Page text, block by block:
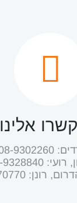
אלינו
‭054-9328840‬
‭052-7070770